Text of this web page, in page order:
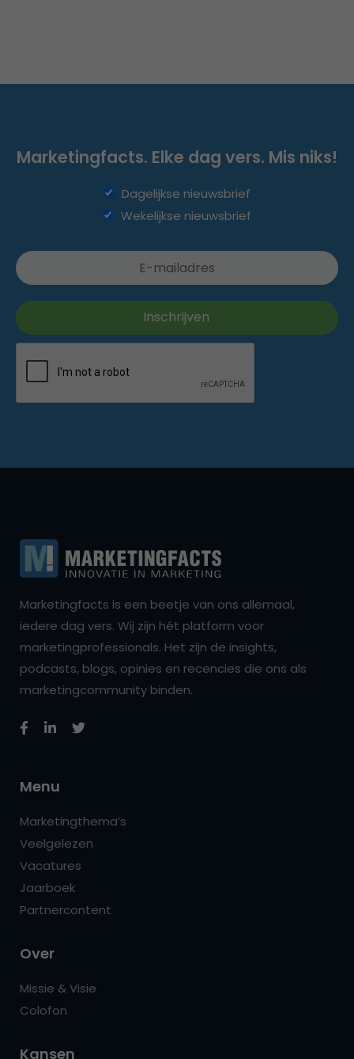
Marketingfacts. Elke dag vers. Mis niks!
Dagelijkse nieuwsbrief
Wekelijkse nieuwsbrief
Marketingfacts is een beetje van ons allemaal,
iedere dag vers. Wij zijn hét platform voor
marketingprofessionals. Het zijn de insights,
podcasts, blogs, opinies en recencies die ons als
marketingcommunity binden.
Menu
Marketingthema’s
Veelgelezen
Vacatures
Jaarboek
Partnercontent
Over
Missie & Visie
Colofon
Kansen